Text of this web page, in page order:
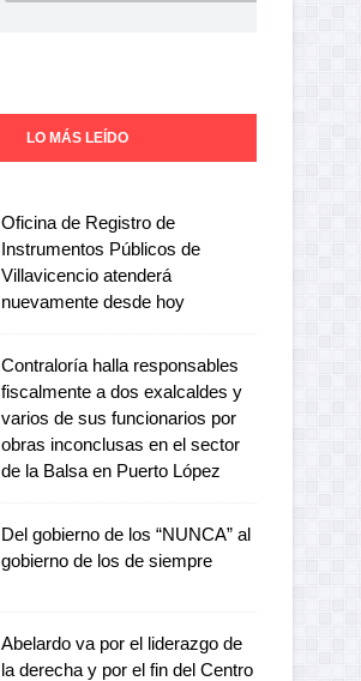
LO MÁS LEÍDO
Oficina de Registro de
Instrumentos Públicos de
Villavicencio atenderá
nuevamente desde hoy
Contraloría halla responsables
fiscalmente a dos exalcaldes y
varios de sus funcionarios por
obras inconclusas en el sector
de la Balsa en Puerto López
Del gobierno de los “NUNCA” al
gobierno de los de siempre
Abelardo va por el liderazgo de
la derecha y por el fin del Centro